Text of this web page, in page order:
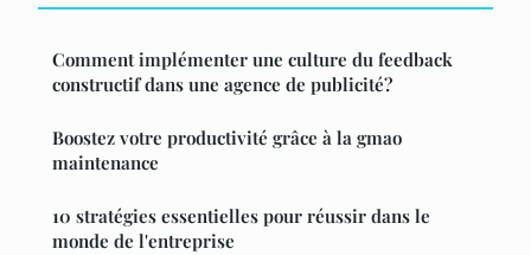
Comment implémenter une culture du feedback
constructif dans une agence de publicité?
Boostez votre productivité grâce à la gmao
maintenance
10 stratégies essentielles pour réussir dans le
monde de l'entreprise